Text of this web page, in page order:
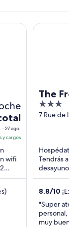
- 27 ago.
y cargos
wifi
The
Hotel
3
out
7 Rue de
Tendrás
muy
8.8/10
"Super
muy
The